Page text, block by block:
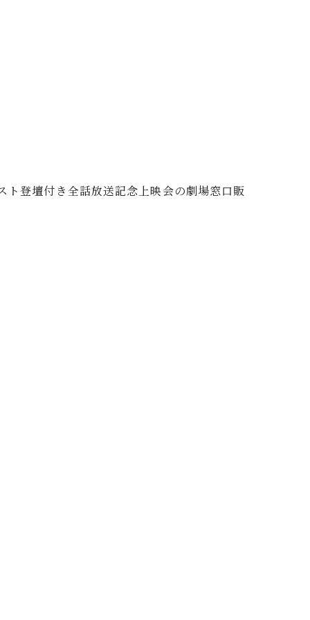
登壇付き全話放送記念上映会の劇場窓口販